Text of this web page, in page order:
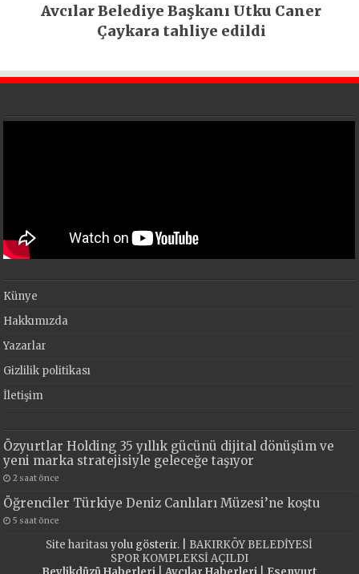
Avcılar Belediye Başkanı Utku Caner
Çaykara tahliye edildi
Künye
Hakkımızda
Yazarlar
Gizlilik politikası
İletişim
Özyurtlar Holding 35 yıllık gücünü dijital dönüşüm ve
yeni marka stratejisiyle geleceğe taşıyor
2 saat önce
Öğrenciler Türkiye Deniz Canlıları Müzesi’ne koştu
5 saat önce
Site haritasıyolu gösterir. | BAKIRKÖY BELEDİYESİ
SPOR KOMPLEKSİ AÇILDI